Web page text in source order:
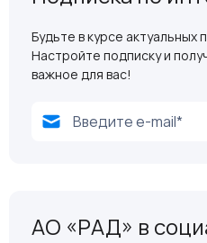
Будьте в курсе
Настройте подписку и
важное для вас!
АО «РАД» в